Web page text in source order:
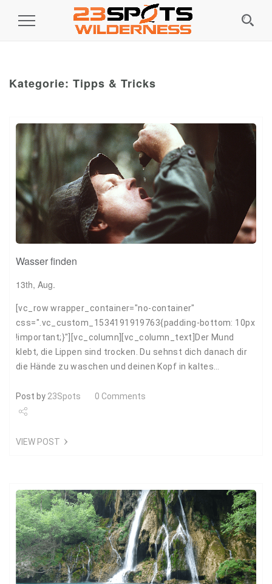
Toggle
Kategorie: Tipps & Tricks
Wasser finden
13th, Aug.
[vc_row wrapper_container="no-container"
css=".vc_custom_1534191919763{padding-bottom: 10px
!important;}"][vc_column][vc_column_text]Der Mund
klebt, die Lippen sind trocken. Du sehnst dich danach dir
die Hände zu waschen und deinen Kopf in kaltes…
Post by 23Spots 0 Comments
VIEW POST